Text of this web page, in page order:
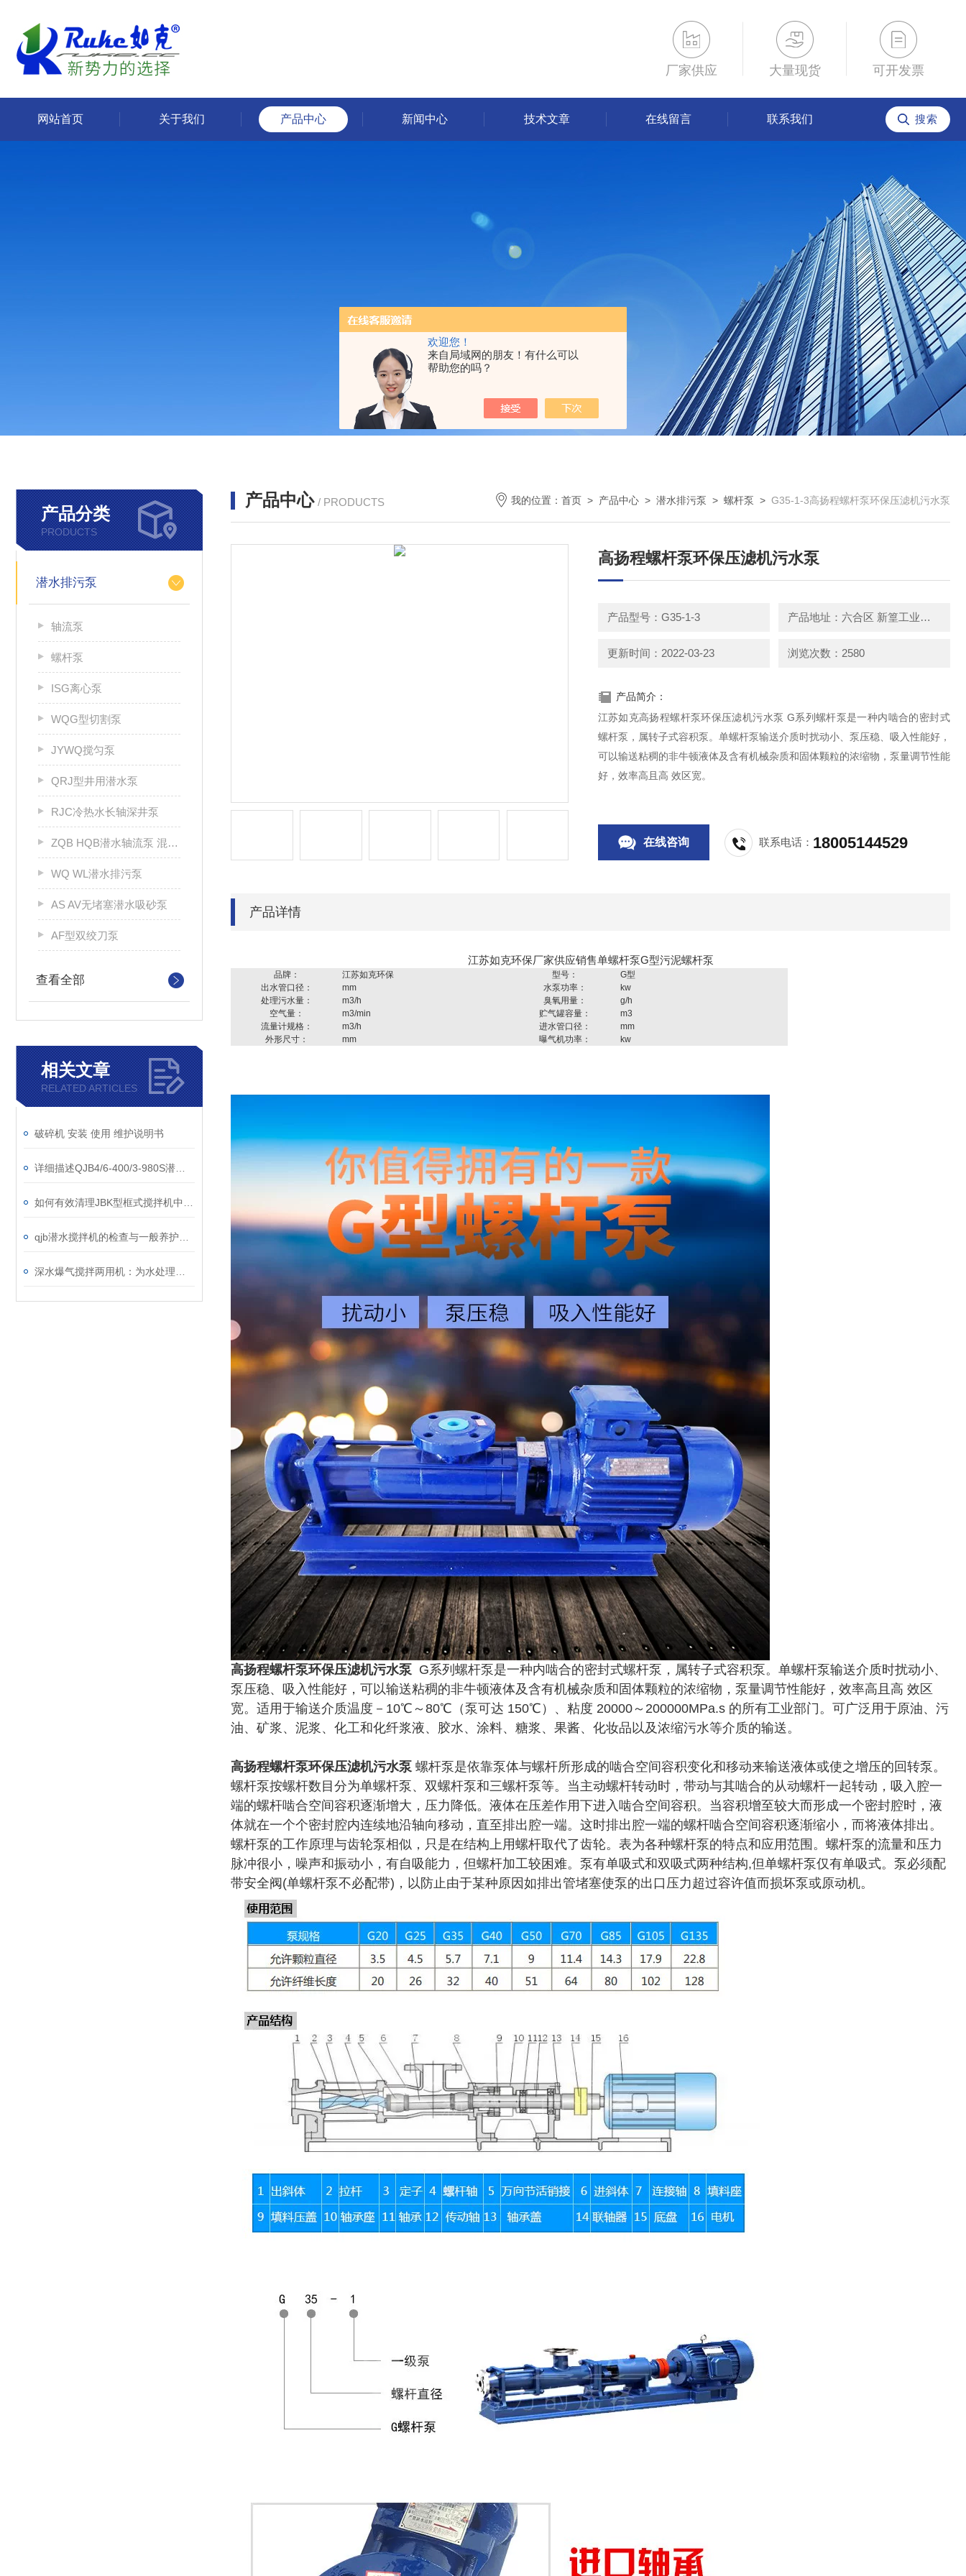
欢迎您！
来自局域网的朋友！有什么可以
帮助您的吗？
厂家供应 大量现货 可开发票
网站首页 关于我们 产品中心 新闻中心 技术文章 在线留言 联系我们
产品分类
PRODUCTS
潜水排污泵
轴流泵
螺杆泵
ISG离心泵
WQG型切割泵
JYWQ搅匀泵
QRJ型井用潜水泵
RJC冷热水长轴深井泵
ZQB HQB潜水轴流泵 混流泵
WQ WL潜水排污泵
AS AV无堵塞潜水吸砂泵
AF型双绞刀泵
查看全部
相关文章
RELATED ARTICLES
破碎机 安装 使用 维护说明书
产品中心 / PRODUCTS 我的位置： 首页 > 产品中心 > 潜水排污泵 > 螺杆泵 > G35-1-3高扬程螺杆泵环保压滤机污水泵
高扬程螺杆泵环保压滤机污水泵
产品型号：G35-1-3 产品地址：六合区 新篁工业园园区中路3号
更新时间：2022-03-23 浏览次数：2580
产品简介：
江苏如克高扬程螺杆泵环保压滤机污水泵 G系列螺杆泵是一种内啮合的密封式
螺杆泵，属转子式容积泵。单螺杆泵输送介质时扰动小、泵压稳、吸入性能好，
可以输送粘稠的非牛顿液体及含有机械杂质和固体颗粒的浓缩物，泵量调节性能
好，效率高且高 效区宽。
在线咨询 联系电话： 18005144529
产品详情
江苏如克环保厂家供应销售单螺杆泵G型污泥螺杆泵
品牌： 江苏如克环保 型号：
G型
出水管口径：
mm 水泵功率：
kw
处理污水量：
m3/h 臭氧用量：
g/h
空气量：
m3/min 贮气罐容量：
m3
流量计规格：
m3/h 进水管口径：
mm
外形尺寸：
mm 曝气机功率： kw
高扬程螺杆泵环保压滤机污水泵 G系列螺杆泵是一种内啮合的密封式螺杆泵，属转子式容积泵。单螺杆泵输送介质时扰动小、
泵压稳、吸入性能好，可以输送粘稠的非牛顿液体及含有机械杂质和固体颗粒的浓缩物，泵量调节性能好，效率高且高 效区
宽。适用于输送介质温度－10℃～80℃（泵可达 150℃）、粘度 20000～200000MPa.s 的所有工业部门。可广泛用于原油、污
油、矿浆、泥浆、化工和化纤浆液、胶水、涂料、糖浆、果酱、化妆品以及浓缩污水等介质的输送。
高扬程螺杆泵环保压滤机污水泵 螺杆泵是依靠泵体与螺杆所形成的啮合空间容积变化和移动来输送液体或使之增压的回转泵。
螺杆泵按螺杆数目分为单螺杆泵、双螺杆泵和三螺杆泵等。当主动螺杆转动时，带动与其啮合的从动螺杆一起转动，吸入腔一
端的螺杆啮合空间容积逐渐增大，压力降低。液体在压差作用下进入啮合空间容积。当容积增至较大而形成一个密封腔时，液
体就在一个个密封腔内连续地沿轴向移动，直至排出腔一端。这时排出腔一端的螺杆啮合空间容积逐渐缩小，而将液体排出。
螺杆泵的工作原理与齿轮泵相似，只是在结构上用螺杆取代了齿轮。表为各种螺杆泵的特点和应用范围。螺杆泵的流量和压力
脉冲很小，噪声和振动小，有自吸能力，但螺杆加工较困难。泵有单吸式和双吸式两种结构,但单螺杆泵仅有单吸式。泵必须配
带安全阀(单螺杆泵不必配带)，以防止由于某种原因如排出管堵塞使泵的出口压力超过容许值而损坏泵或原动机。